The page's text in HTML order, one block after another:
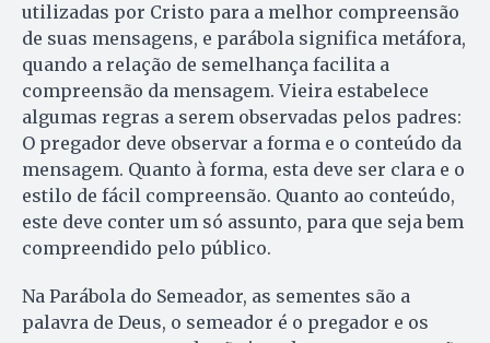
utilizadas por Cristo para a melhor compreensão
de suas mensagens, e parábola significa metáfora,
quando a relação de semelhança facilita a
compreensão da mensagem. Vieira estabelece
algumas regras a serem observadas pelos padres:
O pregador deve observar a forma e o conteúdo da
mensagem. Quanto à forma, esta deve ser clara e o
estilo de fácil compreensão. Quanto ao conteúdo,
este deve conter um só assunto, para que seja bem
compreendido pelo público.
Na Parábola do Semeador, as sementes são a
palavra de Deus, o semeador é o pregador e os